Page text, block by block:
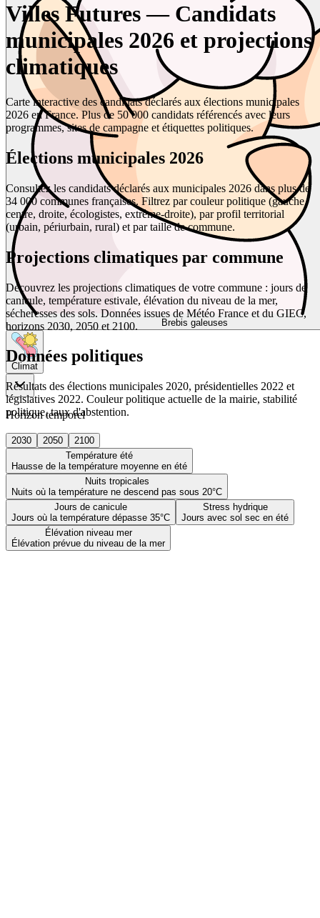
Brebis galeuses
Climat
Horizon temporel
2030 2050
2100
Température été
Hausse de la température moyenne en été
Nuits tropicales
Nuits où la température ne descend pas sous 20°C
Jours de canicule
Jours où la température dépasse 35°C
Stress hydrique
Jours avec sol sec en été
Élévation niveau mer
Élévation prévue du niveau de la mer
Villes Futures — Candidats
municipales 2026 et projections
climatiques
Carte interactive des candidats déclarés aux élections municipales
2026 en France. Plus de 50 000 candidats référencés avec leurs
programmes, sites de campagne et étiquettes politiques.
Élections municipales 2026
Consultez les candidats déclarés aux municipales 2026 dans plus de
34 000 communes françaises. Filtrez par couleur politique (gauche,
centre, droite, écologistes, extrême-droite), par profil territorial
(urbain, périurbain, rural) et par taille de commune.
Projections climatiques par commune
Découvrez les projections climatiques de votre commune : jours de
canicule, température estivale, élévation du niveau de la mer,
sécheresses des sols. Données issues de Météo France et du GIEC,
horizons 2030, 2050 et 2100.
Données politiques
Résultats des élections municipales 2020, présidentielles 2022 et
législatives 2022. Couleur politique actuelle de la mairie, stabilité
politique, taux d'abstention.